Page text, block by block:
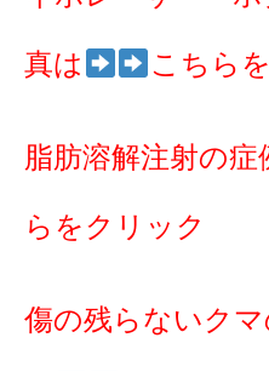
真は こちら
脂肪溶解注射の症
らをクリック
傷の残らないク